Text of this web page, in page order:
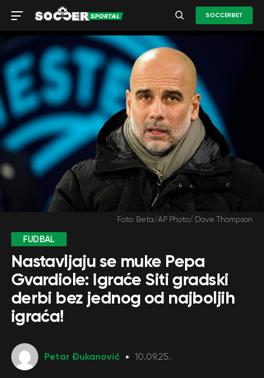
SOCCERBET
Foto: Beta/AP Photo/ Dave Thompson
FUDBAL
Nastavljaju se muke Pepa
Gvardiole: Igraće Siti gradski
derbi bez jednog od najboljih
igraća!
Petar Đukanović 10.09.25.